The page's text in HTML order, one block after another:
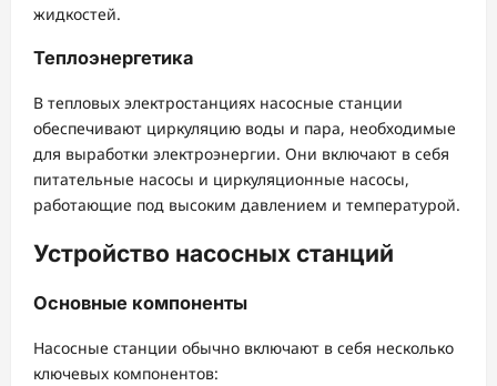
жидкостей.
Теплоэнергетика
В тепловых электростанциях насосные станции
обеспечивают циркуляцию воды и пара, необходимые
для выработки электроэнергии. Они включают в себя
питательные насосы и циркуляционные насосы,
работающие под высоким давлением и температурой.
Устройство насосных станций
Основные компоненты
Насосные станции обычно включают в себя несколько
ключевых компонентов: